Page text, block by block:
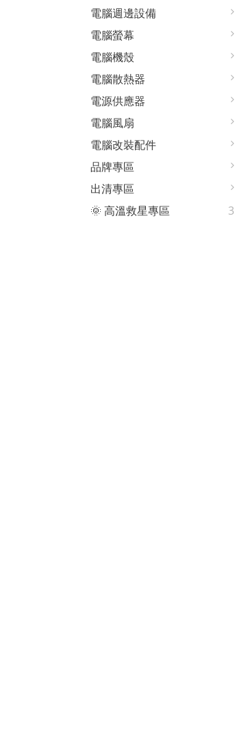
電腦週邊設備
電腦螢幕
電腦機殼
電腦散熱器
電源供應器
電腦風扇
電腦改裝配件
品牌專區
出清專區
🌞 高溫救星專區
3